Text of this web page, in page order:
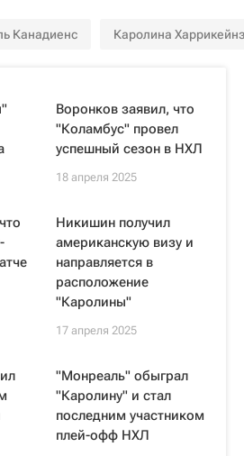
Канадиенс Каролина Харрикейнз
Воронков заявил, что
"Коламбус" провел
успешный сезон в НХЛ
18 апреля 2025
Никишин получил
американскую визу и
направляется в
расположение
"Каролины"
17 апреля 2025
"Монреаль" обыграл
"Каролину" и стал
последним участником
плей-офф НХЛ